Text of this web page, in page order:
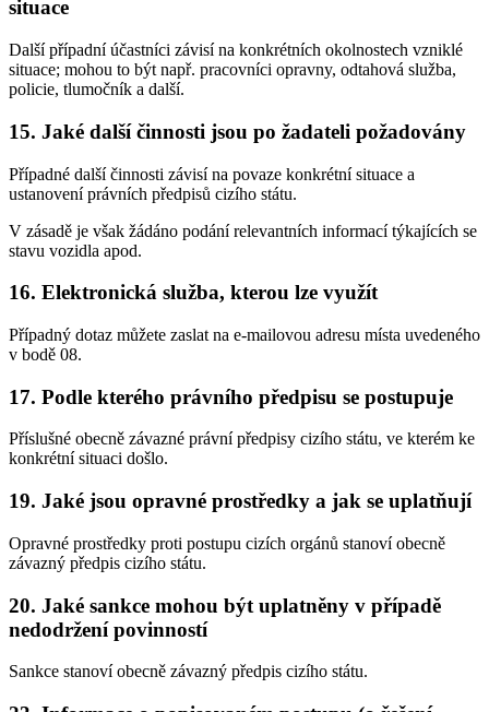
situace
Další případní účastníci závisí na konkrétních okolnostech vzniklé
situace; mohou to být např. pracovníci opravny, odtahová služba,
policie, tlumočník a další.
15. Jaké další činnosti jsou po žadateli požadovány
Případné další činnosti závisí na povaze konkrétní situace a
ustanovení právních předpisů cizího státu.
V zásadě je však žádáno podání relevantních informací týkajících se
stavu vozidla apod.
16. Elektronická služba, kterou lze využít
Případný dotaz můžete zaslat na e-mailovou adresu místa uvedeného
v bodě 08.
17. Podle kterého právního předpisu se postupuje
Příslušné obecně závazné právní předpisy cizího státu, ve kterém ke
konkrétní situaci došlo.
19. Jaké jsou opravné prostředky a jak se uplatňují
Opravné prostředky proti postupu cizích orgánů stanoví obecně
závazný předpis cizího státu.
20. Jaké sankce mohou být uplatněny v případě
nedodržení povinností
Sankce stanoví obecně závazný předpis cizího státu.